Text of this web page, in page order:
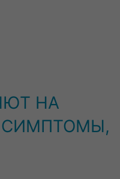
НА
СИМПТОМЫ,